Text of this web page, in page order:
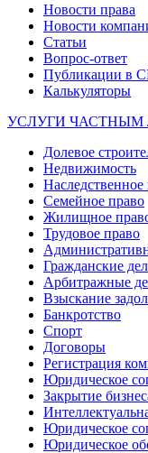
Новости права
Новости
Статьи
Вопрос-ответ
Публикации в
Калькуляторы
УСЛУГИ
Долевое
Недвижимость
Наследственное
Семейное право
Жилищное
Трудовое право
Гражданские
Арбитражные
Взыскание
Банкротство
Спорт
Договоры
Регистрация
Юридическое
Закрытие
Юридическое
Юридическое